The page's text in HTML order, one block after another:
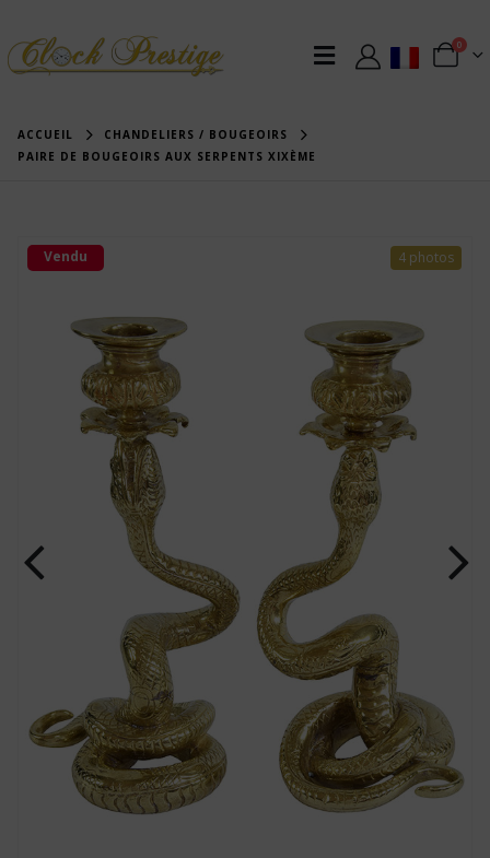
0
ACCUEIL
CHANDELIERS / BOUGEOIRS
PAIRE DE BOUGEOIRS AUX SERPENTS XIXÈME
4 photos
Vendu